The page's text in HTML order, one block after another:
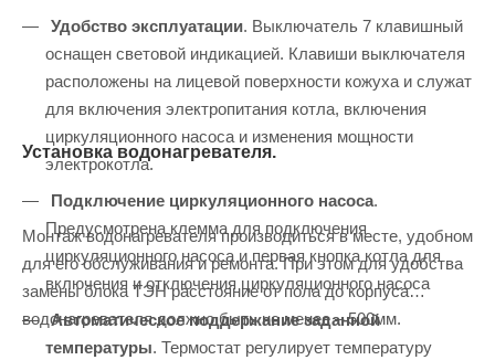
Удобство эксплуатации. Выключатель 7 клавишный
оснащен световой индикацией. Клавиши выключателя
расположены на лицевой поверхности кожуха и служат
для включения электропитания котла, включения
циркуляционного насоса и изменения мощности
электрокотла.
Подключение циркуляционного насоса.
Предусмотрена клемма для подключения
циркуляционного насоса и первая кнопка котла для
включения и отключения циркуляционного насоса
Автоматическое поддержание заданной
температуры. Термостат регулирует температуру
Установка водонагревателя.
Монтаж водонагревателя производиться в месте, удобном
для его обслуживания и ремонта. При этом для удобства
замены блока ТЭН расстояние от пола до корпуса
водонагревателя должно быть не менее – 500мм.